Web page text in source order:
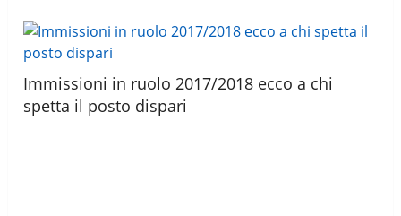
Immissioni in ruolo 2017/2018 ecco a chi
spetta il posto dispari